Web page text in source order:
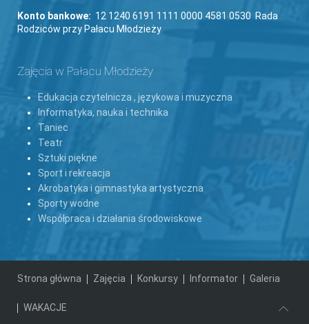
Konto bankowe: 12 1240 6191 1111 0000 4581 0530 Rada
Rodziców przy Pałacu Młodzieży
Zajęcia w Pałacu Młodzieży
Edukacja czytelnicza , językowa i muzyczna
Informatyka, nauka i technika
Taniec
Teatr
Sztuki piękne
Sport i rekreacja
Akrobatyka i gimnastyka artystyczna
Sporty wodne
Współpraca i działania środowiskowe
Strona główna Zajęcia Konkursy Informator Galeria
WAKACJE